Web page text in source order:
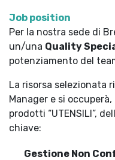
Job position
Per la nostra sede di
un/una Quality
potenziamento del
La risorsa selezionata
Manager e si
prodotti “UTENSILI”,
chiave:
Gestione Non